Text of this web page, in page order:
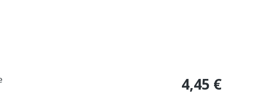
Regulärer Preis:
4,45 €